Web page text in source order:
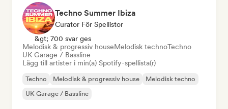
Techno Summer Ibiza
Curator För Spellistor
&gt; 700 svar ges
Melodisk & progressiv houseMelodisk technoTechno
UK Garage / Bassline
Lägg till artister i min(a) Spotify-spellista(r)
Techno Melodisk & progressiv house
Melodisk techno
UK Garage / Bassline